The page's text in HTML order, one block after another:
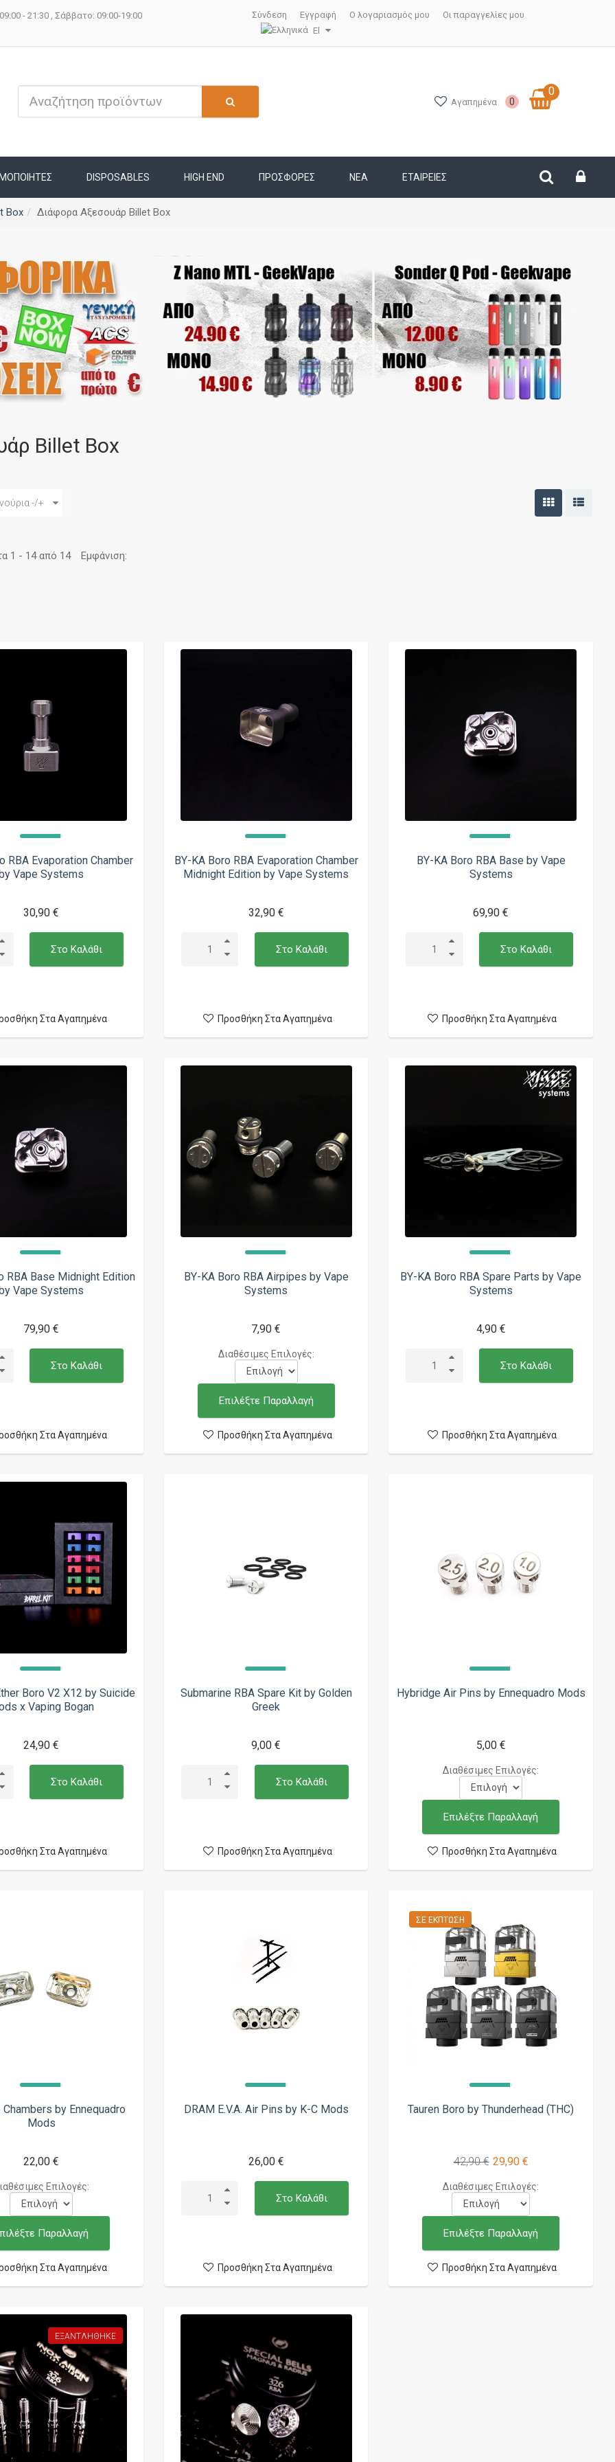
- 21:30 , Σάββατο: 09:00-19:00 Σύνδεση Εγγραφή Ο λογαριασμός μου
Οι παραγγελίες μου
El
Αγαπημένα 0
0
DISPOSABLES HIGH END ΠΡΟΣΦΟΡΕΣ ΝΕΑ ΕΤΑΙΡΕΊΕΣ
Box Διάφορα Αξεσουάρ Billet Box
Billet Box
-/+
1 - 14 από 14 Εμφάνιση:
RBA Evaporation Chamber
Vape Systems
30,90 €
Στο Καλάθι
Στα Αγαπημένα
BY-KA Boro RBA Evaporation Chamber
Midnight Edition by Vape Systems
32,90 €
Στο Καλάθι
Προσθήκη Στα Αγαπημένα
BY-KA Boro RBA Base by Vape
Systems
69,90 €
Στο Καλάθι
Προσθήκη Στα Αγαπημένα
RBA Base Midnight Edition
Vape Systems
79,90 €
Στο Καλάθι
Στα Αγαπημένα
BY-KA Boro RBA Airpipes by Vape
Systems
7,90 €
Διαθέσιμες Επιλογές:
Επιλέξτε Παραλλαγή
Προσθήκη Στα Αγαπημένα
BY-KA Boro RBA Spare Parts by Vape
Systems
4,90 €
Στο Καλάθι
Προσθήκη Στα Αγαπημένα
Boro V2 X12 by Suicide
x Vaping Bogan
24,90 €
Στο Καλάθι
Στα Αγαπημένα
Submarine RBA Spare Kit by Golden
Greek
9,00 €
Στο Καλάθι
Προσθήκη Στα Αγαπημένα
Hybridge Air Pins by Ennequadro Mods
5,00 €
Διαθέσιμες Επιλογές:
Επιλέξτε Παραλλαγή
Προσθήκη Στα Αγαπημένα
by Ennequadro
Mods
22,00 €
Επιλογές:
Παραλλαγή
Στα Αγαπημένα
DRAM E.V.A. Air Pins by K-C Mods
26,00 €
Στο Καλάθι
Προσθήκη Στα Αγαπημένα
ΣΕ ΈΚΠΤΩΣΗ
Tauren Boro by Thunderhead (THC)
42,90 € 29,90 €
Διαθέσιμες Επιλογές:
Επιλέξτε Παραλλαγή
Προσθήκη Στα Αγαπημένα
ΕΞΑΝΤΛΉΘΗΚΕ